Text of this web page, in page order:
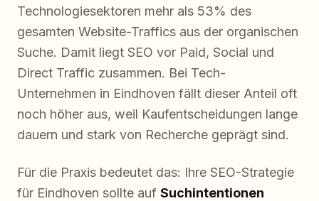
Technologiesektoren mehr als 53% des
gesamten Website-Traffics aus der organischen
Suche. Damit liegt SEO vor Paid, Social und
Direct Traffic zusammen. Bei Tech-
Unternehmen in Eindhoven fällt dieser Anteil oft
noch höher aus, weil Kaufentscheidungen lange
dauern und stark von Recherche geprägt sind.
Für die Praxis bedeutet das: Ihre SEO-Strategie
für Eindhoven sollte auf Suchintentionen